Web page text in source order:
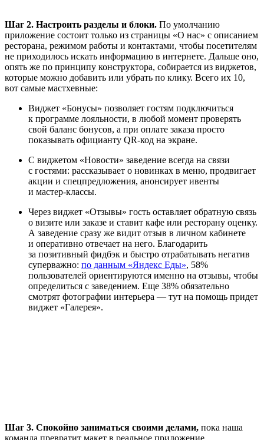
Шаг 2. Настроить разделы и блоки. По умолчанию
приложение состоит только из страницы «О нас» с описанием
ресторана, режимом работы и контактами, чтобы посетителям
не приходилось искать информацию в интернете. Дальше оно,
опять же по принципу конструктора, собирается из виджетов,
которые можно добавить или убрать по клику. Всего их 10,
вот самые мастхевные:
Виджет «Бонусы» позволяет гостям подключиться
к программе лояльности, в любой момент проверять
свой баланс бонусов, а при оплате заказа просто
показывать официанту QR‑код на экране.
С виджетом «Новости» заведение всегда на связи
с гостями: рассказывает о новинках в меню, продвигает
акции и спецпредложения, анонсирует ивенты
и мастер‑классы.
Через виджет «Отзывы» гость оставляет обратную связь
о визите или заказе и ставит кафе или ресторану оценку.
А заведение сразу же видит отзыв в личном кабинете
и оперативно отвечает на него. Благодарить
за позитивный фидбэк и быстро отрабатывать негатив
суперважно: по данным «Яндекс Еды», 58%
пользователей ориентируются именно на отзывы, чтобы
определиться с заведением. Еще 38% обязательно
смотрят фотографии интерьера — тут на помощь придет
виджет «Галерея».
Шаг 3. Спокойно заниматься своими делами, пока наша